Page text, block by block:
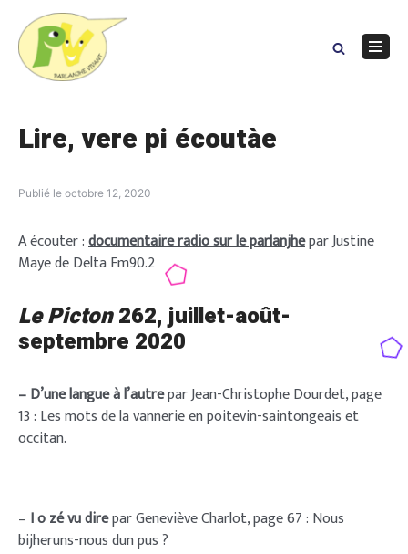
content
Lire, vere pi écoutàe
Publié le octobre 12, 2020
A écouter :documentaire radio sur le parlanjhepar Justine
Maye de Delta Fm90.2
Le Picton262, juillet-août-
septembre 2020
– D’une langue à l’autrepar Jean-Christophe Dourdet, page
13 : Les mots de la vannerie en poitevin-saintongeais et
occitan.
– I o zé vu direpar Geneviève Charlot, page 67 : Nous
bijheruns-nous dun pus ?